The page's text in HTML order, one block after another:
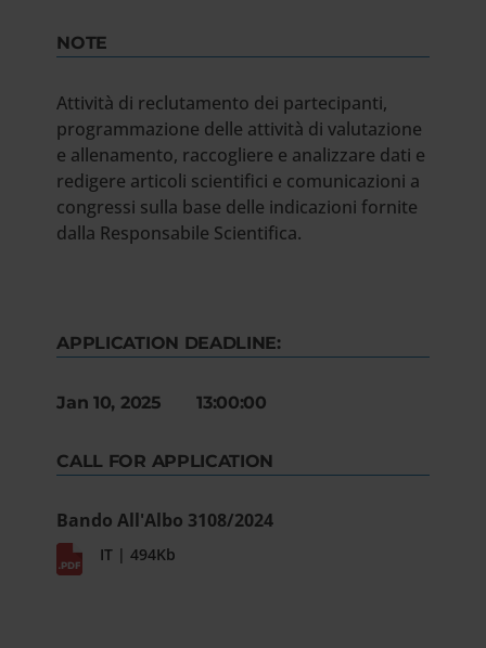
NOTE
Attività di reclutamento dei partecipanti,
programmazione delle attività di valutazione
e allenamento, raccogliere e analizzare dati e
redigere articoli scientifici e comunicazioni a
congressi sulla base delle indicazioni fornite
dalla Responsabile Scientifica.
APPLICATION DEADLINE:
Jan 10, 2025 13:00:00
CALL FOR APPLICATION
Bando All'Albo 3108/2024
IT | 494Kb